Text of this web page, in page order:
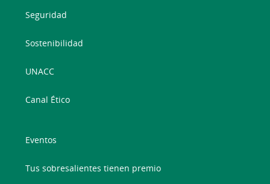
Seguridad
Sostenibilidad
UNACC
Canal Ético
Eventos
Tus sobresalientes tienen premio